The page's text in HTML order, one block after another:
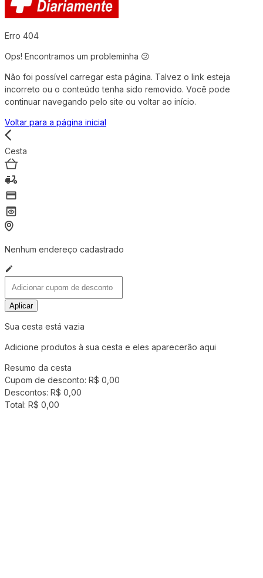
Erro 404
Ops! Encontramos um probleminha 😕
Não foi possível carregar esta página. Talvez o link esteja
incorreto ou o conteúdo tenha sido removido. Você pode
continuar navegando pelo site ou voltar ao início.
Voltar para a página inicial
Cesta
Nenhum endereço cadastrado
Aplicar
Sua cesta está vazia
Adicione produtos à sua cesta e eles aparecerão aqui
Resumo da cesta
Cupom de desconto: R$ 0,00
Descontos: R$ 0,00
Total: R$ 0,00